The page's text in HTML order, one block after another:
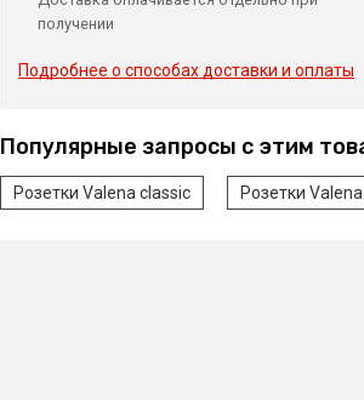
получении
Подробнее о способах доставки и оплаты
Популярные запросы с этим
Розетки Valena classic Розетки